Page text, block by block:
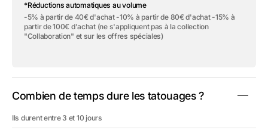
Tatouage
éphémère
&quot;Pink
Jewel
Mandala
Tatouage
éphémère
&quot;Pink
Jewel
Mandala
*Réductions automatiques au volume
-5% à partir de 40€ d'achat -10% à partir de 80€ d'achat -15% à
partir de 100€ d'achat (ne s'appliquent pas à la collection
"Collaboration" et sur les offres spéciales)
Combien de temps dure les tatouages ?
Ils durent entre 3 et 10 jours